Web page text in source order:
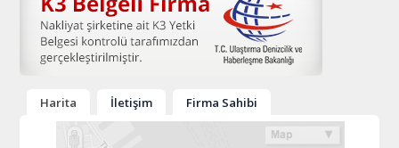
Harita İletişim Firma Sahibi